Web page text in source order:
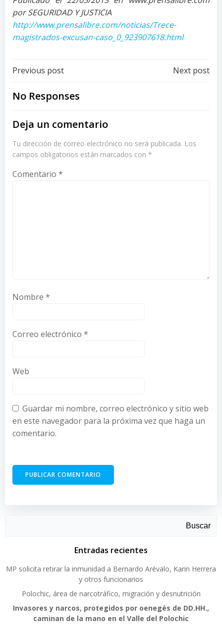
por SEGURIDAD Y JUSTICIA
http://www.prensalibre.com/noticias/Trece-
magistrados-excusan-caso_0_923907618.html
Post
navigation
Previous post Next post
No Responses
Deja un comentario
Tu dirección de correo electrónico no será publicada. Los
campos obligatorios están marcados con *
Comentario *
Nombre *
Correo electrónico *
Web
Guardar mi nombre, correo electrónico y sitio web
en este navegador para la próxima vez que haga un
comentario.
Buscar
Entradas recientes
MP solicita retirar la inmunidad a Bernardo Arévalo, Karin Herrera
y otros funcionarios
Polochic, área de narcotráfico, migración y desnutrición
Invasores y narcos, protegidos por oenegés de DD.HH.,
caminan de la mano en el Valle del Polochic